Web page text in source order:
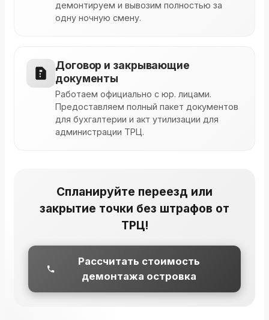
демонтируем и вывозим полностью за
одну ночную смену.
Договор и закрывающие
документы
Работаем официально с юр. лицами.
Предоставляем полный пакет документов
для бухгалтерии и акт утилизации для
администрации ТРЦ.
Спланируйте переезд или
закрытие точки без штрафов от
ТРЦ!
Рассчитать стоимость
демонтажа островка